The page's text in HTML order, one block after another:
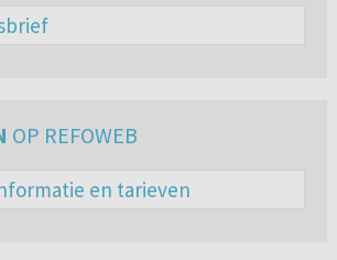
OP REFOWEB
en tarieven